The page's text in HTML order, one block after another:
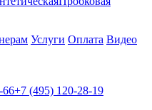
Услуги Оплата Видео
66+7 (495) 120-28-19